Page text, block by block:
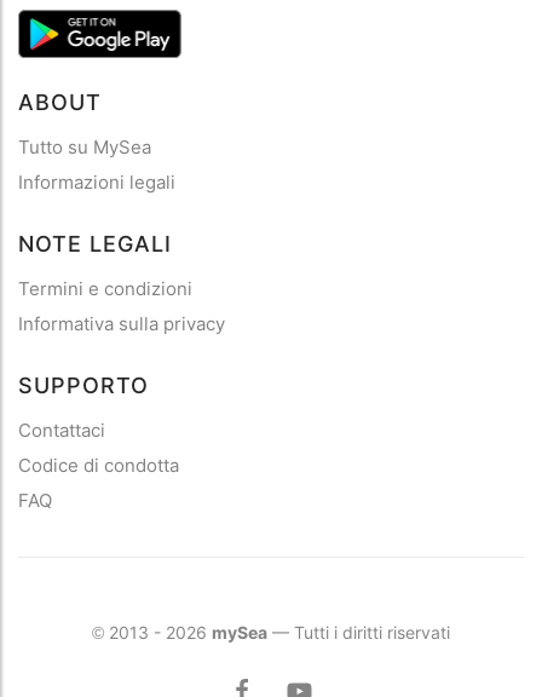
ABOUT
Tutto su MySea
Informazioni legali
NOTE LEGALI
Termini e condizioni
Informativa sulla privacy
SUPPORTO
Contattaci
Codice di condotta
FAQ
© 2013 - 2026 mySea — Tutti i diritti riservati